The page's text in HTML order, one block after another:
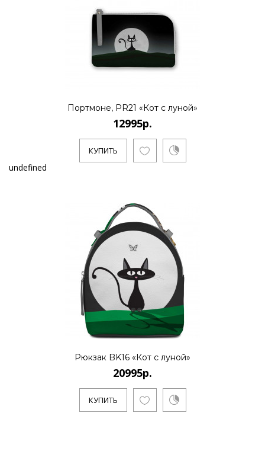
Портмоне, PR21 «Кот с луной»
12995р.
КУПИТЬ
undefined
Рюкзак BK16 «Кот с луной»
20995р.
КУПИТЬ